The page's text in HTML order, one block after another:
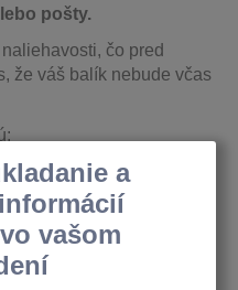
pošty.
čo pred
že váš balík nebude včas
-Podvodná správa
o údajnej
dôvodu nebola
o potvrdenie či
údajov, aby vám mohol